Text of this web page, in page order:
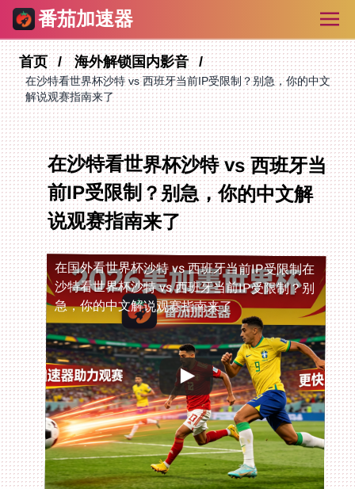
番茄加速器
首页 海外解锁国内影音
在沙特看世界杯沙特 vs 西班牙当前IP受限制？别急，你的中文
解说观赛指南来了
在沙特看世界杯沙特 vs 西班牙当
前IP受限制？别急，你的中文解
说观赛指南来了
在国外看世界杯沙特 vs 西班牙当前IP受限制在
沙特看世界杯沙特 vs 西班牙当前IP受限制？别
急，你的中文解说观赛指南来了